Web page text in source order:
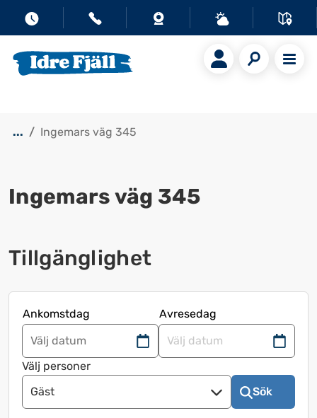
... Ingemars väg 345
Ingemars väg 345
Tillgänglighet
Ankomstdag
Avresedag
Navigera
framåt
för
att
Navigera
Välj personer
Gäst
Sök